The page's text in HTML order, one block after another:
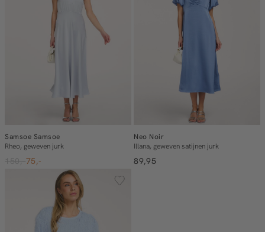
Samsoe Samsoe
Rheo, geweven jurk
75,-
Neo Noir
Illana, geweven satijnen jurk
89,95